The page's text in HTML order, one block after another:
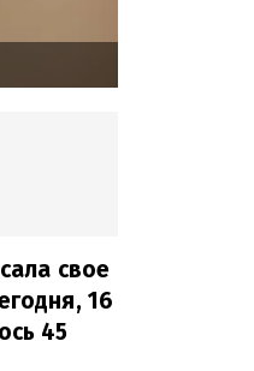
свое
16
45